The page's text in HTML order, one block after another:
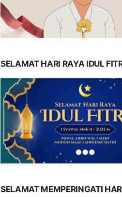
SELAMAT HARI RAYA IDUL
SELAMAT MEMPERINGATI